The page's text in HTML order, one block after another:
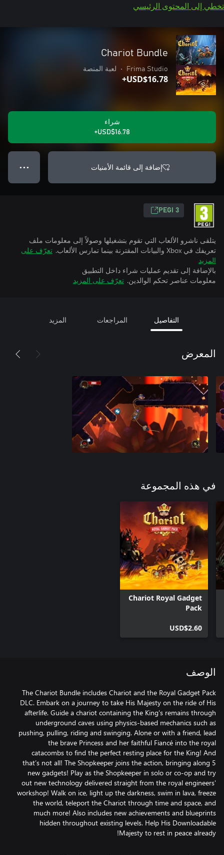
تخطي إلى المحتوى الرئيسي
Chariot Bundle
Frima Studio
• لعبة المنصة
USD$16.78+
شراء
USD$16.78+
إضافة إلى قائمة الأمنيات ● ● ●
PEGI 3
يتلقى ناشرو الألعاب التي تقوم بتشغيلها وصولاً إلى معلومات ملف
تعريفك في Xbox والبيانات المقترنة بينما تمارس الألعاب.
تعرّف على
المزيد
بالإضافة إلى تقديم عمليات شراء داخل التطبيق
معلومات عناصر تحكم الوالدين. تعرّف على المزيد
التفاصيل المراجعات المزيد
المعرض
في هذه المجموعة
Chariot Royal Gadget
Pack
USD$2.60
الوصف
The Chariot Bundle includes Chariot and the Royal Gadget Pack
DLC. Embark on a journey to take His Majesty on the ride of His
afterlife. Guide a chariot containing the King's remains through
underground caves using physics-based mechanics such as
pushing, pulling, riding and swinging. Alone or with a friend, lead
the brave Princess and her faithful Fiancé into the royal
catacombs to find the perfect resting place for the King! And
that’s not all! The Shopkeeper joins the action, bringing along 5
new gadgets! Play as the Shopkeeper in solo or co-op and try
out new technology delivered straight from the royal engineers'
workshop! Walk on ice, light up the darkness, swim in lava, freeze
the world, teleport the Chariot through time and space, and
much more! Also includes new achievements and blueprints
hidden throughout existing levels. Help His Downloadable
Majesty to rest in peace already!